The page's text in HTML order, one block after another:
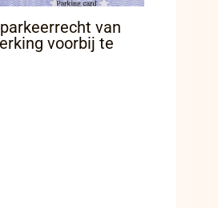
van
voorbij te